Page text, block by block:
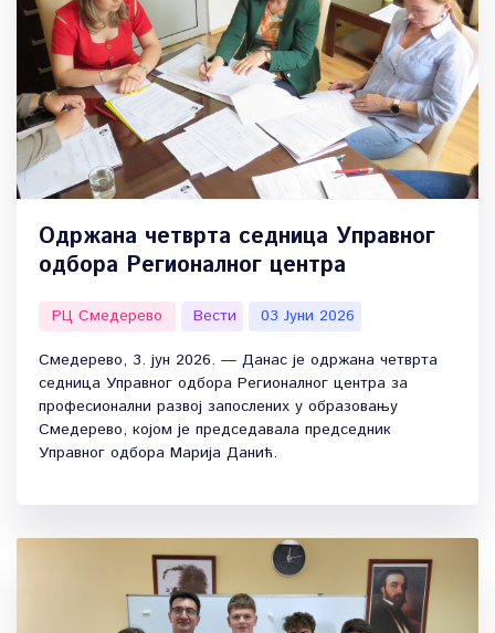
Одржана четврта седница Управног
одбора Регионалног центра
РЦ Смедерево Вести
03 Јуни 2026
Смедерево, 3. јун 2026. — Данас је одржана четврта
седница Управног одбора Регионалног центра за
професионални развој запослених у образовању
Смедерево, којом је председавала председник
Управног одбора Марија Данић.